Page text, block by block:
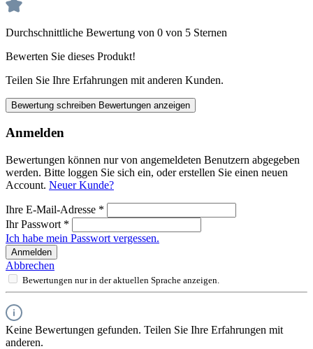
Durchschnittliche Bewertung von 0 von 5 Sternen
Bewerten Sie dieses Produkt!
Teilen Sie Ihre Erfahrungen mit anderen Kunden.
Bewertung schreiben Bewertungen anzeigen
Anmelden
Bewertungen können nur von angemeldeten Benutzern abgegeben
werden. Bitte loggen Sie sich ein, oder erstellen Sie einen neuen
Account. Neuer Kunde?
Ihre E-Mail-Adresse *
Ihr Passwort *
Ich habe mein Passwort vergessen.
Anmelden
Abbrechen
Bewertungen nur in der aktuellen Sprache anzeigen.
Keine Bewertungen gefunden. Teilen Sie Ihre Erfahrungen mit
anderen.